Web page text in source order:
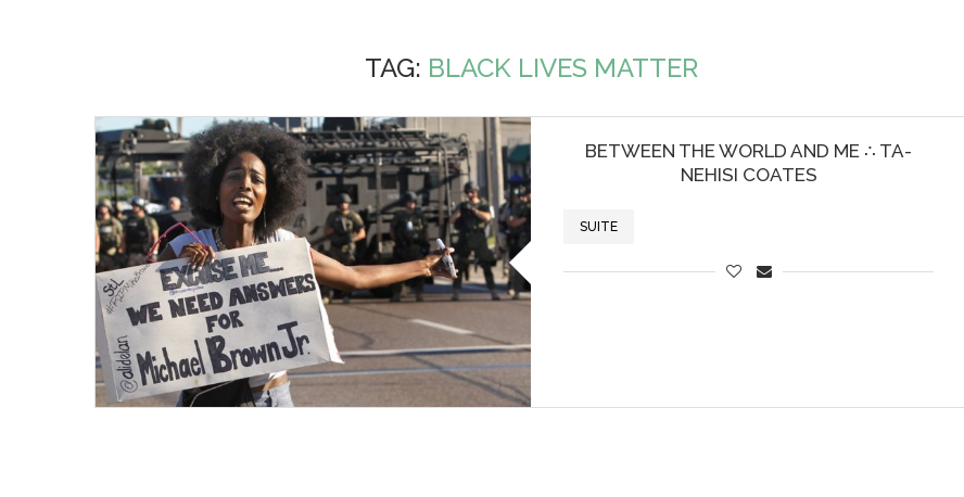
TAG: BLACK LIVES MATTER
BETWEEN THE WORLD AND ME ∴ TA-
NEHISI COATES
SUITE